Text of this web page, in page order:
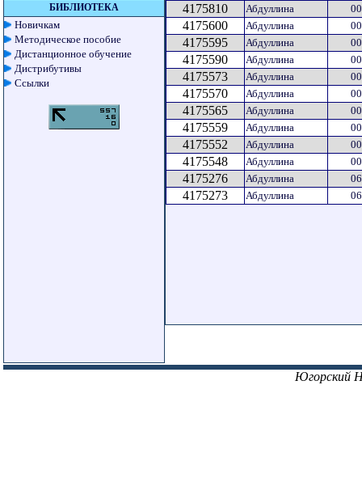
БИБЛИОТЕКА
Новичкам
Методическое пособие
Дистанционное обучение
Дистрибутивы
Ссылки
4175810 Абдуллина
4175600 Абдуллина
4175595 Абдуллина
4175590 Абдуллина
4175573 Абдуллина
4175570 Абдуллина
4175565 Абдуллина
4175559 Абдуллина
4175552 Абдуллина
4175548 Абдуллина
4175276 Абдуллина
4175273 Абдуллина
Югорский